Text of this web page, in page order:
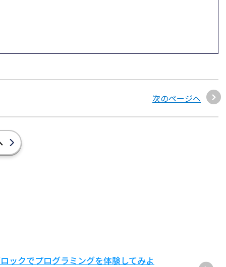
次のページへ
ックでプログラミングを体験してみよ